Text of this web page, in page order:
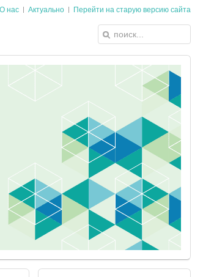
О нас Актуально Перейти на старую версию сайта